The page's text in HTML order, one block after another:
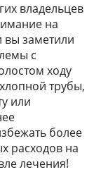
владельцев
на
вы заметили
с
ходу
трубы,
или
более
расходов на
лечения!